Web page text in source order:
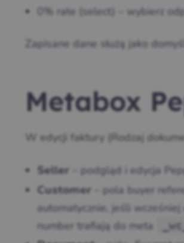
0% rate (select) – wybierz
Zapisane dane służą jako
Metabox
W edycji faktury (Rodzaj
Seller – podgląd i edycja
Customer
– pola buyer
automatycznie, jeśli
number trafiają do meta